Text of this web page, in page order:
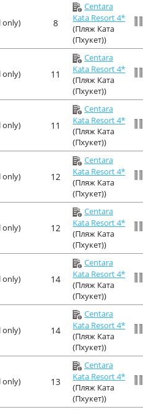
only) 8
Centara
Kata Resort 4*
(Пляж Ката
(Пхукет))
only) 11
Centara
Kata Resort 4*
(Пляж Ката
(Пхукет))
only) 11
Centara
Kata Resort 4*
(Пляж Ката
(Пхукет))
only) 12
Centara
Kata Resort 4*
(Пляж Ката
(Пхукет))
only) 12
Centara
Kata Resort 4*
(Пляж Ката
(Пхукет))
only) 14
Centara
Kata Resort 4*
(Пляж Ката
(Пхукет))
only) 14
Centara
Kata Resort 4*
(Пляж Ката
(Пхукет))
only) 13
Centara
Kata Resort 4*
(Пляж Ката
(Пхукет))